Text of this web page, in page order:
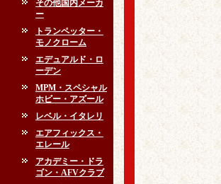
その他国内メーカ
ー
トランペッター・
モノクローム
エデュアルド・ロ
ーデン
MPM・スペシャル
ホビー・アズール
レベル・イタレリ
エアフィックス・
エレール
アカデミー・ドラ
ゴン・AFVクラブ